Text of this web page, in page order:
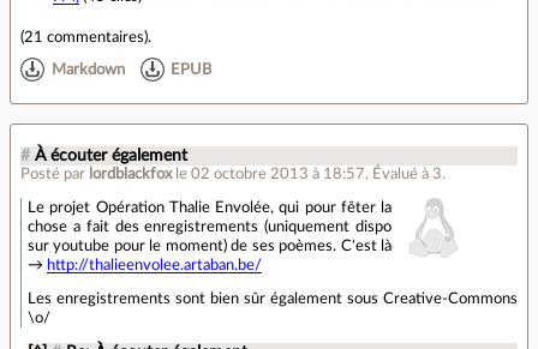
(21 commentaires).
Markdown EPUB
# À écouter également
Posté par lordblackfox le 02 octobre 2013 à 18:57. Évalué à 3.
Le projet Opération Thalie Envolée, qui pour fêter la
chose a fait des enregistrements (uniquement dispo
sur youtube pour le moment) de ses poèmes. C'est là
→ http://thalieenvolee.artaban.be/
Les enregistrements sont bien sûr également sous Creative-Commons
\o/